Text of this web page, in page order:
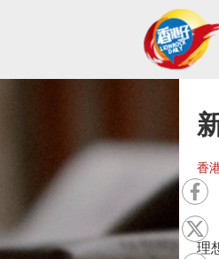
香
交
理